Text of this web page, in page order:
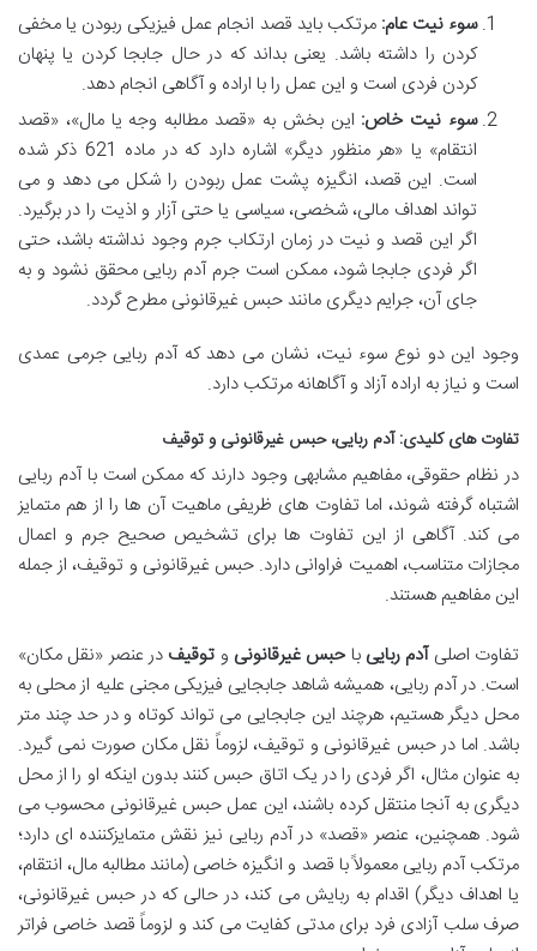
سوء نیت عام: مرتکب باید قصد انجام عمل فیزیکی ربودن یا مخفی
کردن را داشته باشد. یعنی بداند که در حال جابجا کردن یا پنهان
کردن فردی است و این عمل را با اراده و آگاهی انجام دهد.
سوء نیت خاص: این بخش به «قصد مطالبه وجه یا مال»، «قصد
انتقام» یا «هر منظور دیگر» اشاره دارد که در ماده 621 ذکر شده
است. این قصد، انگیزه پشت عمل ربودن را شکل می دهد و می
تواند اهداف مالی، شخصی، سیاسی یا حتی آزار و اذیت را در برگیرد.
اگر این قصد و نیت در زمان ارتکاب جرم وجود نداشته باشد، حتی
اگر فردی جابجا شود، ممکن است جرم آدم ربایی محقق نشود و به
جای آن، جرایم دیگری مانند حبس غیرقانونی مطرح گردد.
وجود این دو نوع سوء نیت، نشان می دهد که آدم ربایی جرمی عمدی
است و نیاز به اراده آزاد و آگاهانه مرتکب دارد.
تفاوت های کلیدی: آدم ربایی، حبس غیرقانونی و توقیف
در نظام حقوقی، مفاهیم مشابهی وجود دارند که ممکن است با آدم ربایی
اشتباه گرفته شوند، اما تفاوت های ظریفی ماهیت آن ها را از هم متمایز
می کند. آگاهی از این تفاوت ها برای تشخیص صحیح جرم و اعمال
مجازات متناسب، اهمیت فراوانی دارد. حبس غیرقانونی و توقیف، از جمله
این مفاهیم هستند.
تفاوت اصلیآدم ربایی باحبس غیرقانونی و توقیف در عنصر «نقل مکان»
است. در آدم ربایی، همیشه شاهد جابجایی فیزیکی مجنی علیه از محلی به
محل دیگر هستیم، هرچند این جابجایی می تواند کوتاه و در حد چند متر
باشد. اما در حبس غیرقانونی و توقیف، لزوماً نقل مکان صورت نمی گیرد.
به عنوان مثال، اگر فردی را در یک اتاق حبس کنند بدون اینکه او را از محل
دیگری به آنجا منتقل کرده باشند، این عمل حبس غیرقانونی محسوب می
شود. همچنین، عنصر «قصد» در آدم ربایی نیز نقش متمایزکننده ای دارد؛
مرتکب آدم ربایی معمولاً با قصد و انگیزه خاصی (مانند مطالبه مال، انتقام،
یا اهداف دیگر) اقدام به ربایش می کند، در حالی که در حبس غیرقانونی،
صرف سلب آزادی فرد برای مدتی کفایت می کند و لزوماً قصد خاصی فراتر